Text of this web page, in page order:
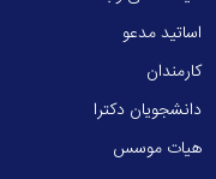
اساتید مدعو
کارمندان
دانشجویان دکترا
هیات موسس